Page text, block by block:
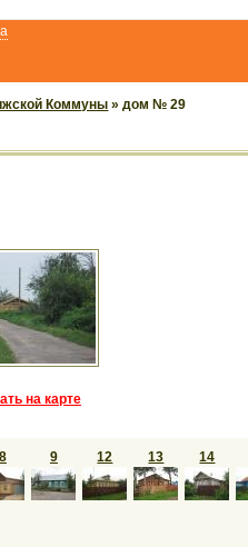
Коммуны » дом № 29
на карте
8 9 12 13 14